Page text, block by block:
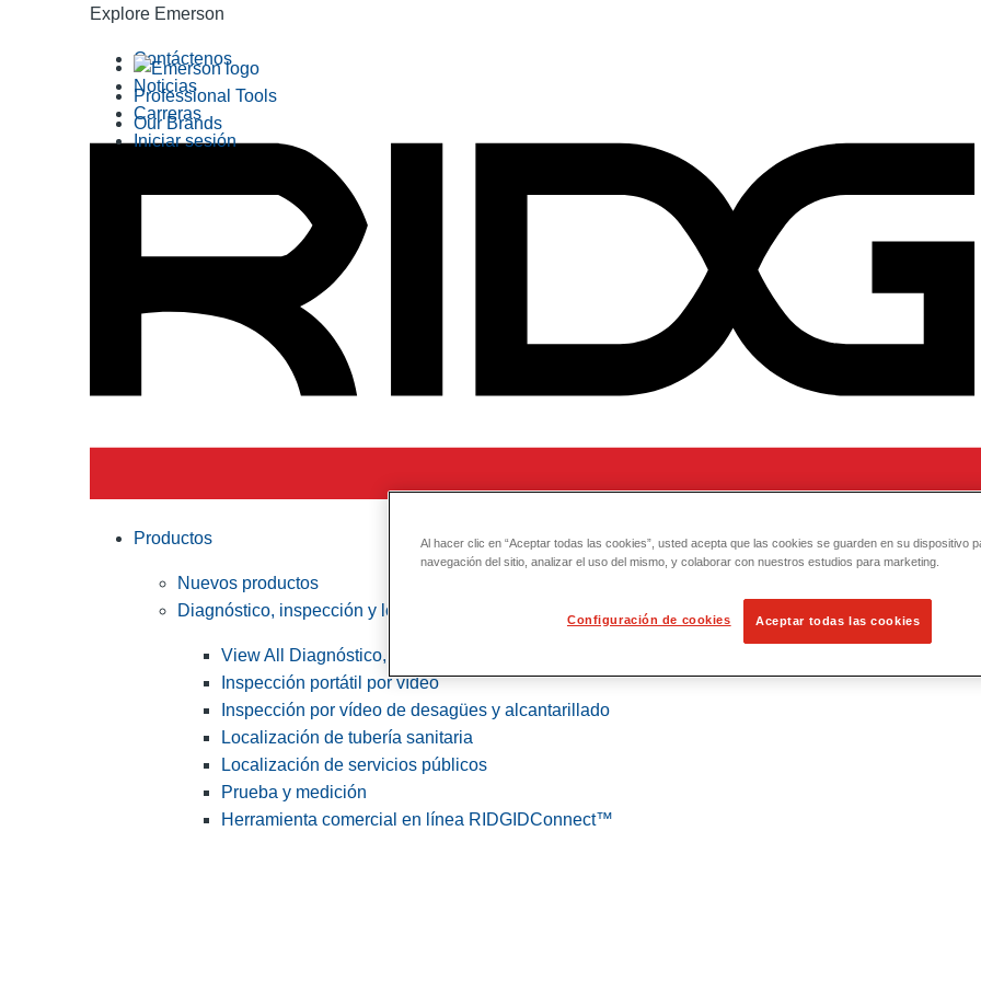
Explore Emerson
Professional Tools
Our Brands
Contáctenos
Noticias
Carreras
Iniciar sesión
Productos
Nuevos productos
Diagnóstico, inspección y localización
View All Diagnóstico, inspección y localización
Inspección portátil por vídeo
Inspección por vídeo de desagües y alcantarillado
Localización de tubería sanitaria
Localización de servicios públicos
Prueba y medición
Herramienta comercial en línea RIDGIDConnect™
Al hacer clic en “Aceptar todas las cookies”, usted acepta que las cookies se guarden en su dispositivo
navegación del sitio, analizar el uso del mismo, y colaborar con nuestros estudios para marketing.
Configuración de cookies Aceptar todas las cookies